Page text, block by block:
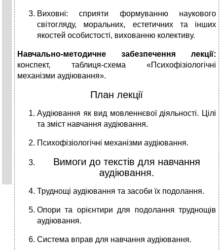
Виховні: сприя­ти формуванню наукового
світогляду, моральних, ес­тетичних та інших
якостей особистості, вихованню колективу.
Навчально-методичне забезпечення лекції:
конспект, таблиця-схема «Психофізіологічні
механізми аудіювання».
План лекції
Аудіювання як вид мовленнєвої діяльності. Цілі
та зміст навчання аудіювання.
Психофізіологічні механізми аудіювання.
Вимоги до текстів для навчання
аудіювання.
Труднощі аудіювання та засоби їх подолання.
Опори та орієнтири для подолання труднощів
аудіювання.
Система вправ для навчання аудіювання.